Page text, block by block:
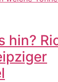
hin?